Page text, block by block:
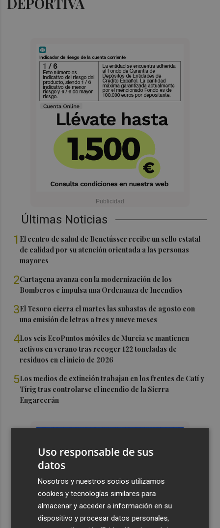
Últimas Noticias
1 El centro de salud de Benetússer recibe un sello estatal
de calidad por su atención orientada a las personas
mayores
2Cartagena avanza con la modernización de los
Bomberos e impulsa una Ordenanza de Incendios
3El Tesoro cierra el martes las subastas de agosto con
una emisión de letras a tres y nueve meses
4Los seis EcoPuntos móviles de Murcia se mantienen
activos en verano tras recoger 122 toneladas de
residuos en el inicio de 2026
5Los medios de extinción trabajan en los frentes de Catí y
Tírig tras controlarse el incendio de la Sierra
Engarcerán
Uso responsable de sus
datos
Nosotros y nuestros socios utilizamos
cookies y tecnologías similares para
almacenar y acceder a información en su
dispositivo y procesar datos personales,